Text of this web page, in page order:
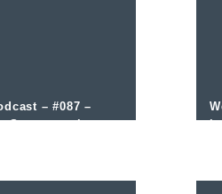
– #087 –
Sommerweine